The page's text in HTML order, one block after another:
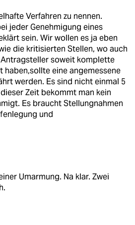
Verfahren zu nennen.
jeder Genehmigung eines
sein. Wir wollen es ja eben
die kritisierten Stellen, wo auch
soweit komplette
haben,sollte eine angemessene
werden. Es sind nicht einmal 5
Zeit bekommt man kein
Es braucht Stellungnahmen
und
Umarmung. Na klar. Zwei